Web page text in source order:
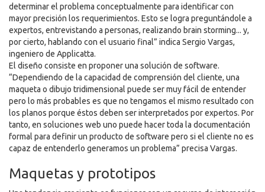
determinar el problema conceptualmente para identificar con
mayor precisión los requerimientos. Esto se logra preguntándole a
expertos, entrevistando a personas, realizando brain storming... y,
por cierto, hablando con el usuario final” indica Sergio Vargas,
ingeniero de Applicatta.
El diseño consiste en proponer una solución de software.
“Dependiendo de la capacidad de comprensión del cliente, una
maqueta o dibujo tridimensional puede ser muy fácil de entender
pero lo más probables es que no tengamos el mismo resultado con
los planos porque éstos deben ser interpretados por expertos. Por
tanto, en soluciones web uno puede hacer toda la documentación
formal para definir un producto de software pero si el cliente no es
capaz de entenderlo generamos un problema” precisa Vargas.
Maquetas y prototipos